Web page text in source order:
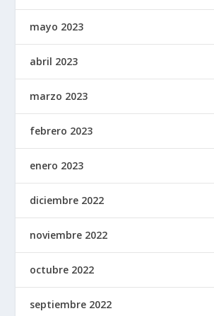
mayo 2023
abril 2023
marzo 2023
febrero 2023
enero 2023
diciembre 2022
noviembre 2022
octubre 2022
septiembre 2022